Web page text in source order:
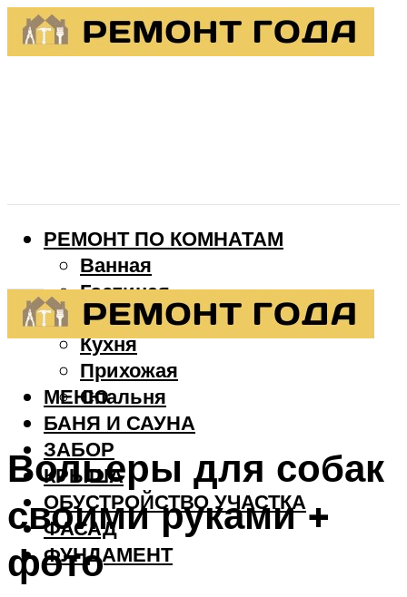
РЕМОНТ ПО КОМНАТАМ
Ванная
Гостиная
Детская
Кухня
Прихожая
Спальня
БАНЯ И САУНА
ЗАБОР
КРЫША
ОБУСТРОЙСТВО УЧАСТКА
ФАСАД
ФУНДАМЕНТ
МЕНЮ
Вольеры для собак
своими руками +
фото